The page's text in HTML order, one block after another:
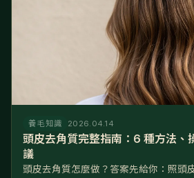
養毛知識 2026.04.14
頭皮去角質完整指南：6 種方法、
議
頭皮去角質怎麼做？答案先給你：照頭